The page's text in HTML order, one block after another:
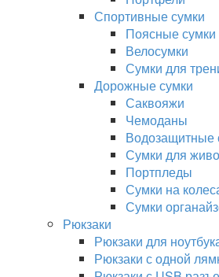
Спортивные сумки
Поясные сумки
Велосумки
Сумки для
Дорожные сумки
Саквояжи
Чемоданы
Водозащитные
Сумки для
Портпледы
Сумки на
Сумки
Рюкзаки
Рюкзаки для
Рюкзаки с одной